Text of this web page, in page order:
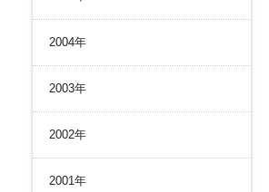
2004年
2003年
2002年
2001年